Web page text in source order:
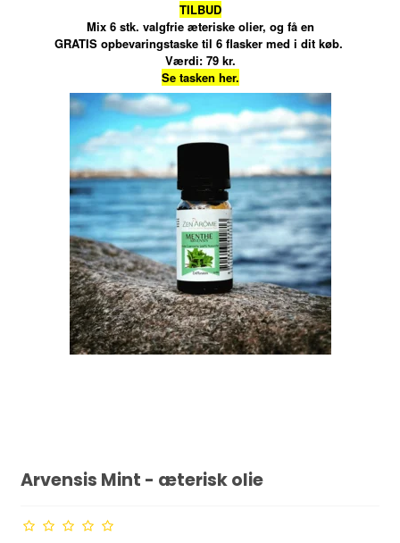
TILBUD
Mix 6 stk. valgfrie æteriske olier, og få en
GRATIS opbevaringstaske til 6 flasker med i dit køb.
Værdi: 79 kr.
Se tasken her.
Arvensis Mint - æterisk olie